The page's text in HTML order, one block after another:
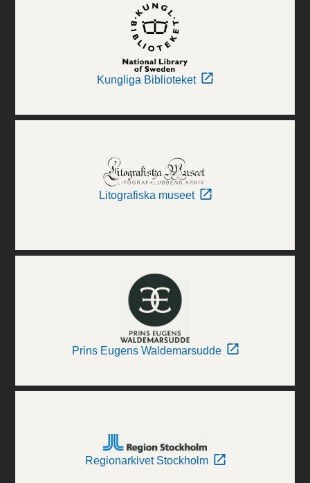
Kungliga Biblioteket
Litografiska museet
Prins Eugens Waldemarsudde
Regionarkivet Stockholm